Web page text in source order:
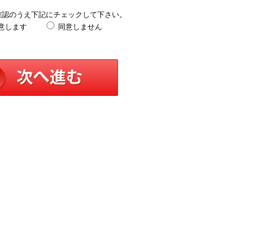
のうえ下記にチェックして下さい。
します
同意しません